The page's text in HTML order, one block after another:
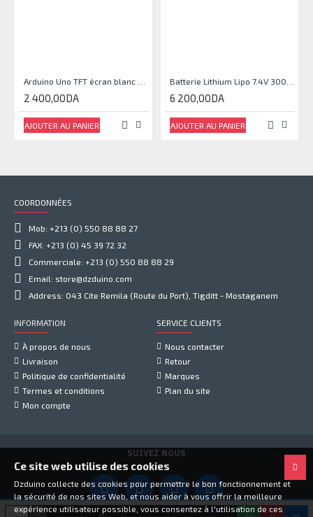
2 400,00DA
AJOUTER AU PANIER
6 200,00DA
AJOUTER AU PANIER
COORDONNÉES
Mob: +213 (0) 550 88 88 27
FAX: +213 (0) 45 39 72 32
Commerciale: +213 (0) 550 88 88 29
Email: store@dzduino.com
Address: 043 Cite Remila (Route du Port), Tigditt - Mostaganem
INFORMATION
À propos de nous
Livraison
Politique de confidentialité
Termes et conditions
Mon compte
SERVICE CLIENTS
Nous contacter
Retour
Marques
Plan du site
SUIVEZ NOUS
Ce site web utilise des cookies
Dzduino collecte des cookies pour permettre le bon fonctionnement et
la sécurité de nos sites Web, et nous aider à vous offrir la meilleure
expérience utilisateur possible, vous consentez à l'utilisation de ces